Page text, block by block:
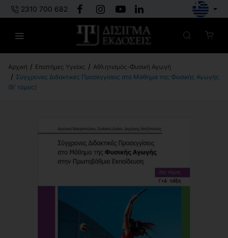
2310 700 682
o
m
Επιστήμες Υγείας
Αθλητισμός-Φυσική Αγωγή
Σύγχρονες Διδακτικές Προσεγγίσεις στο Μάθημα της Φυσικής Αγωγής
(Β' τόμος)